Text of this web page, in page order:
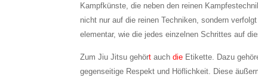
Kampfkünste, die neben den reinen
nicht nur auf die reinen Techniken, sondern
elementar, wie die jedes einzelnen Schrittes auf
Zum Jiu Jitsu gehört auchdie Etikette. Dazu
gegenseitige Respekt und Höflichkeit. Diese